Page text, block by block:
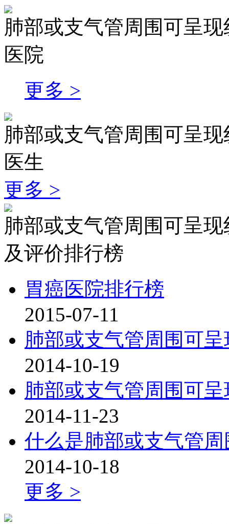
肺部或支气管周围可呈
医院
更多 >
肺部或支气管周围可呈
医生
更多 >
肺部或支气管周围可呈
及评价排行榜
胃癌医院排行榜
2015-07-11
肺部或支气管周围可
2014-10-19
肺部或支气管周围可
2014-11-23
什么是肺部或支气管
2014-10-18
更多 >